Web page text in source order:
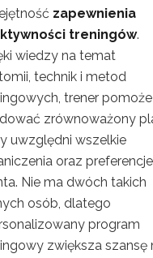
zapewnienia
treningów.
wiedzy na temat
technik i metod
trener pomoże
zrównoważony
uwzględni wszelkie
oraz preferencje
Nie ma dwóch takich
osób, dlatego
program
zwiększa szansę